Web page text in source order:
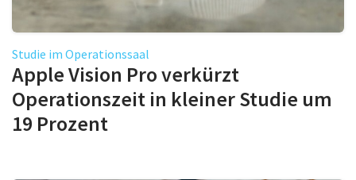
Studie im Operationssaal
Apple Vision Pro verkürzt
Operationszeit in kleiner Studie um
19 Prozent